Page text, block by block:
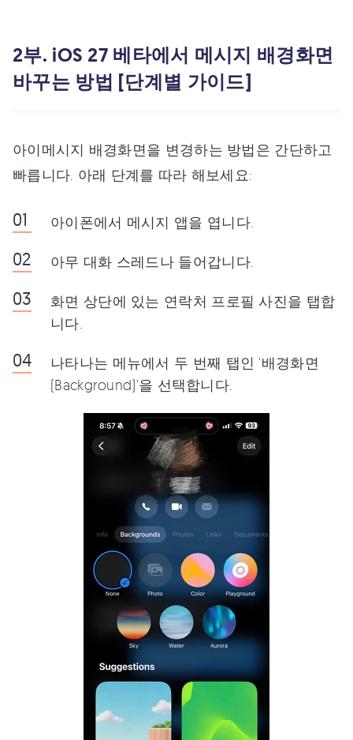
2부. iOS 27 베타에서 메시지 배경화면
바꾸는 방법 [단계별 가이드]
아이메시지 배경화면을 변경하는 방법은 간단하고
빠릅니다. 아래 단계를 따라 해보세요:
아이폰에서 메시지 앱을 엽니다.
아무 대화 스레드나 들어갑니다.
화면 상단에 있는 연락처 프로필 사진을 탭합
니다.
나타나는 메뉴에서 두 번째 탭인 '배경화면
(Background)'을 선택합니다.